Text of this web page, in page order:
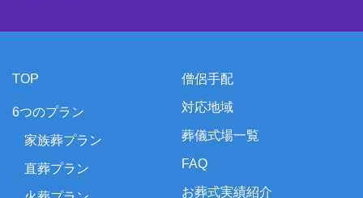
TOP
6つのプラン
家族葬プラン
直葬プラン
僧侶手配
対応地域
葬儀式場一覧
FAQ
お葬式実績紹介